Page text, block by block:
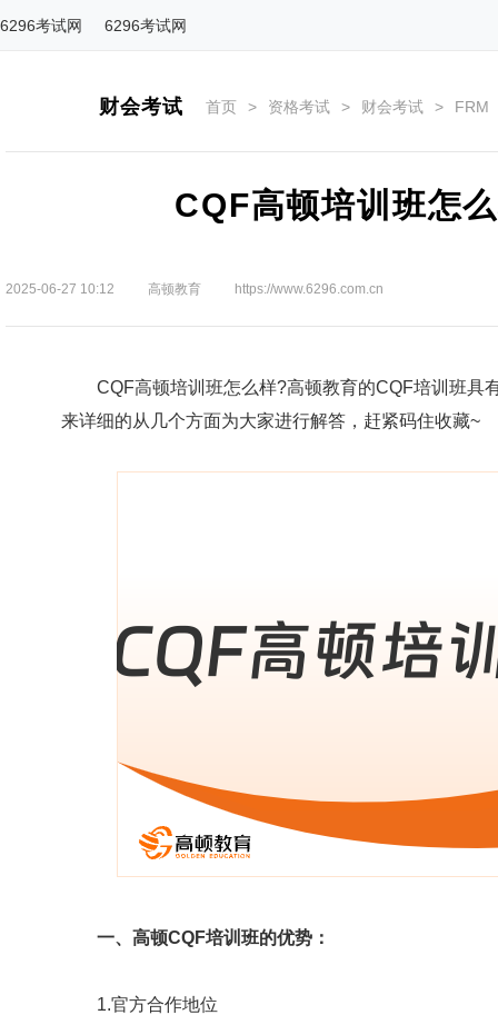
6296考试网 6296考试网
财会考试 首页 > 资格考试 > 财会考试 > FRM
CQF高顿培训班怎
2025-06-27 10:12 高顿教育 https://www.6296.com.cn
CQF高顿培训班怎么样?高顿教育的CQF培训班具
来详细的从几个方面为大家进行解答，赶紧码住收藏~
一、高顿CQF培训班的优势：
1.官方合作地位